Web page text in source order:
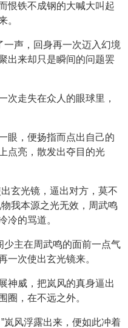
恨铁不成钢的大喊大叫起
。
一声，回身再一次迈入幻境
出来却只是瞬间的问题罢
次走失在众人的眼球里，
眼，便扬指而点出自己的
点亮，散发出夺目的光
玄光镜，逼出对方，莫不
我本源之光无效，周武鸣
冷的骂道。
主在周武鸣的面前一点气
一次使出玄光镜来。
神威，把岚风的真身逼出
圈，在不远之外。
岚风浮露出来，便如此冲着